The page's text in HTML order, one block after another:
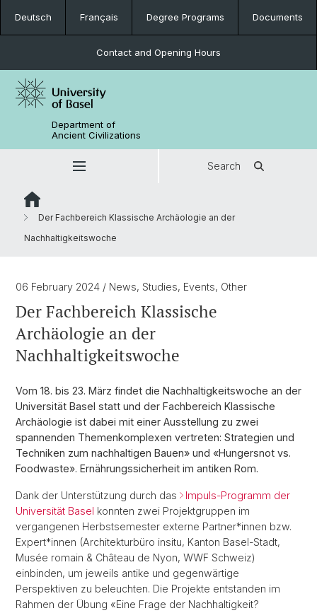
Deutsch Français Degree Programs Documents
Contact and Opening Hours
Department of
Ancient Civilizations
Search
Der Fachbereich Klassische Archäologie an der
Nachhaltigkeitswoche
06 February 2024 / News, Studies, Events, Other
Der Fachbereich Klassische
Archäologie an der
Nachhaltigkeitswoche
Vom 18. bis 23. März findet die Nachhaltigkeitswoche an der
Universität Basel statt und der Fachbereich Klassische
Archäologie ist dabei mit einer Ausstellung zu zwei
spannenden Themenkomplexen vertreten: Strategien und
Techniken zum nachhaltigen Bauen» und «Hungersnot vs.
Foodwaste». Ernährungssicherheit im antiken Rom.
Dank der Unterstützung durch das
Impuls-Programm der
Universität Basel konnten zwei Projektgruppen im
vergangenen Herbstsemester externe Partner*innen bzw.
Expert*innen (Architekturbüro insitu, Kanton Basel-Stadt,
Musée romain & Château de Nyon, WWF Schweiz)
einbinden, um jeweils antike und gegenwärtige
Perspektiven zu beleuchten. Die Projekte entstanden im
Rahmen der Übung «Eine Frage der Nachhaltigkeit?